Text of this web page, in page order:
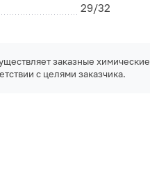
29/32
заказные химические
с целями заказчика.